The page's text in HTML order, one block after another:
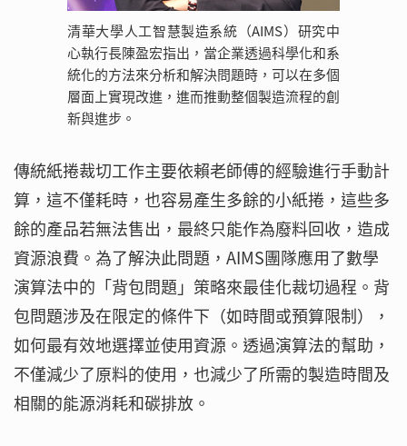
清華大學人工智慧製造系統（AIMS）研究中
心執行長陳盈宏指出，當企業透過科學化和系
統化的方法來分析和解決問題時，可以在多個
層面上實現改進，進而推動整個製造流程的創
新與進步。
傳統紙捲裁切工作主要依賴老師傅的經驗進行手動計
算，這不僅耗時，也容易產生多餘的小紙捲，這些多
餘的產品若無法售出，最終只能作為廢料回收，造成
資源浪費。為了解決此問題，AIMS團隊應用了數學
演算法中的「背包問題」策略來最佳化裁切過程。背
包問題涉及在限定的條件下（如時間或預算限制），
如何最有效地選擇並使用資源。透過演算法的幫助，
不僅減少了原料的使用，也減少了所需的製造時間及
相關的能源消耗和碳排放。